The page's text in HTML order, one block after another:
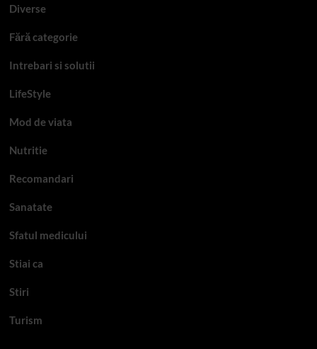
Diverse
Fără categorie
Intrebari si solutii
LifeStyle
Mod de viata
Nutritie
Recomandari
Sanatate
Sfatul medicului
Stiai ca
Stiri
Turism